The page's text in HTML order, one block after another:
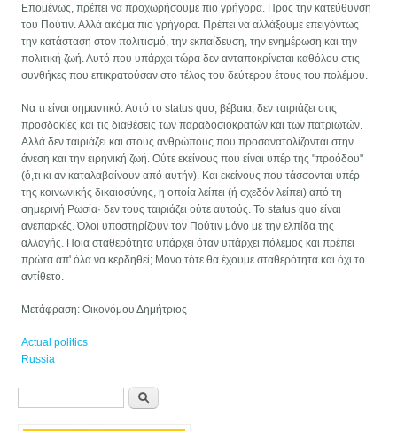
Επομένως, πρέπει να προχωρήσουμε πιο γρήγορα. Προς την κατεύθυνση
του Πούτιν. Αλλά ακόμα πιο γρήγορα. Πρέπει να αλλάξουμε επειγόντως
την κατάσταση στον πολιτισμό, την εκπαίδευση, την ενημέρωση και την
πολιτική ζωή. Αυτό που υπάρχει τώρα δεν ανταποκρίνεται καθόλου στις
συνθήκες που επικρατούσαν στο τέλος του δεύτερου έτους του πολέμου.
Να τι είναι σημαντικό. Αυτό το status quo, βέβαια, δεν ταιριάζει στις
προσδοκίες και τις διαθέσεις των παραδοσιοκρατών και των πατριωτών.
Αλλά δεν ταιριάζει και στους ανθρώπους που προσανατολίζονται στην
άνεση και την ειρηνική ζωή. Ούτε εκείνους που είναι υπέρ της "προόδου"
(ό,τι κι αν καταλαβαίνουν από αυτήν). Και εκείνους που τάσσονται υπέρ
της κοινωνικής δικαιοσύνης, η οποία λείπει (ή σχεδόν λείπει) από τη
σημερινή Ρωσία· δεν τους ταιριάζει ούτε αυτούς. Το status quo είναι
ανεπαρκές. Όλοι υποστηρίζουν τον Πούτιν μόνο με την ελπίδα της
αλλαγής. Ποια σταθερότητα υπάρχει όταν υπάρχει πόλεμος και πρέπει
πρώτα απ' όλα να κερδηθεί; Μόνο τότε θα έχουμε σταθερότητα και όχι το
αντίθετο.
Μετάφραση: Οικονόμου Δημήτριος
Actual politics
Russia
Φόρμα αναζήτησης
Αναζήτηση